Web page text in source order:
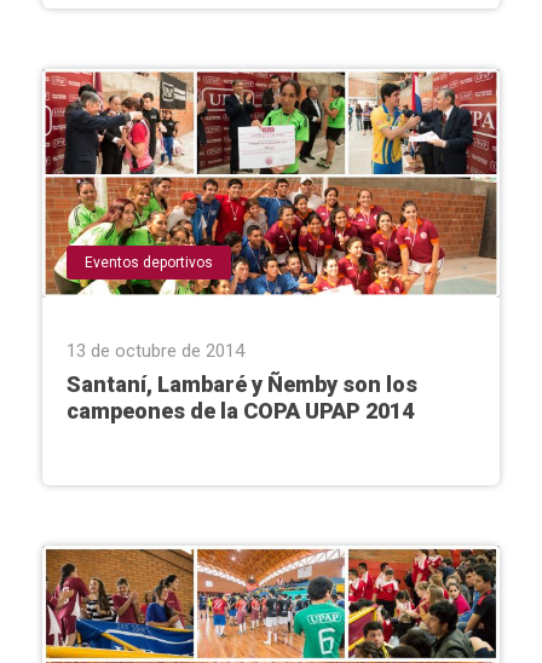
Eventos deportivos
13 de octubre de 2014
Santaní, Lambaré y Ñemby son los
campeones de la COPA UPAP 2014